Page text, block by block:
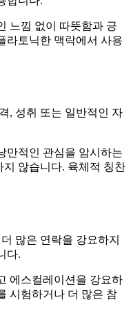
느낌 없이 따뜻함과 긍
라토닉한 맥락에서 사용
, 성취 또는 일반적인 자
만적인 관심을 암시하는
않습니다. 육체적 칭찬
많은 연락을 강요하지
다.
에스컬레이션을 강요하
시험하거나 더 많은 참